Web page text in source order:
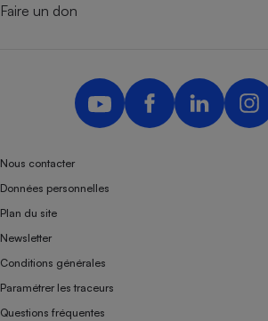
Faire un don
Nous contacter
Données personnelles
Plan du site
Newsletter
Conditions générales
Paramétrer les traceurs
Questions fréquentes